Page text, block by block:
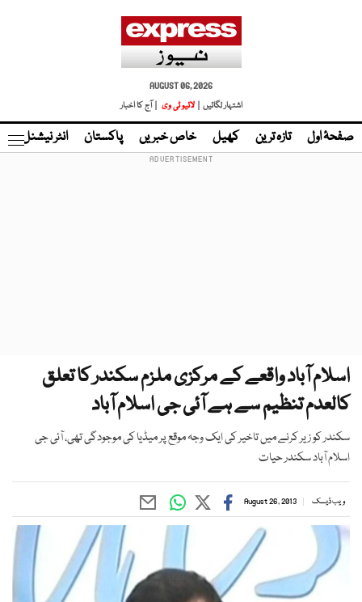
AUGUST 06, 2026
اشتہار لگائیں |
لائیو ٹی وی | آج کا اخبار
صفحۂ اول تازہ ترین کھیل خاص خبریں پاکستان انٹر نیشنل
اسلام آباد واقعے کے مرکزی ملزم سکندر کا تعلق
کالعدم تنظیم سے ہے آئی جی اسلام آباد
سکندر کو زیر کرنے میں تاخیر کی ایک وجہ موقع پر میڈیا کی موجودگی تھی، آئی جی
اسلام آباد سکندر حیات
ویب ڈیسک August 26, 2013